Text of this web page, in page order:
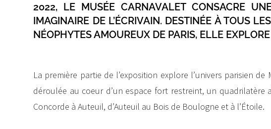
2022, LE MUSÉE CARNAVALET CONSACRE
IMAGINAIRE DE L’ÉCRIVAIN. DESTINÉE À TOUS
NÉOPHYTES AMOUREUX DE PARIS, ELLE
La première partie de l’exposition explore l’univers parisien
déroulée au coeur d’un espace fort restreint, un
Concorde à Auteuil, d’Auteuil au Bois de Boulogne et à l’Étoile.